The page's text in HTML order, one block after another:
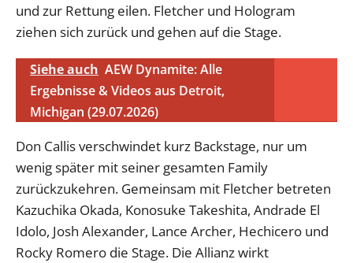
und zur Rettung eilen. Fletcher und Hologram
ziehen sich zurück und gehen auf die Stage.
Siehe auch AEW Dynamite: Alle
Ergebnisse & Videos aus Detroit,
Michigan (29.07.2026)
Don Callis verschwindet kurz Backstage, nur um
wenig später mit seiner gesamten Family
zurückzukehren. Gemeinsam mit Fletcher betreten
Kazuchika Okada, Konosuke Takeshita, Andrade El
Idolo, Josh Alexander, Lance Archer, Hechicero und
Rocky Romero die Stage. Die Allianz wirkt